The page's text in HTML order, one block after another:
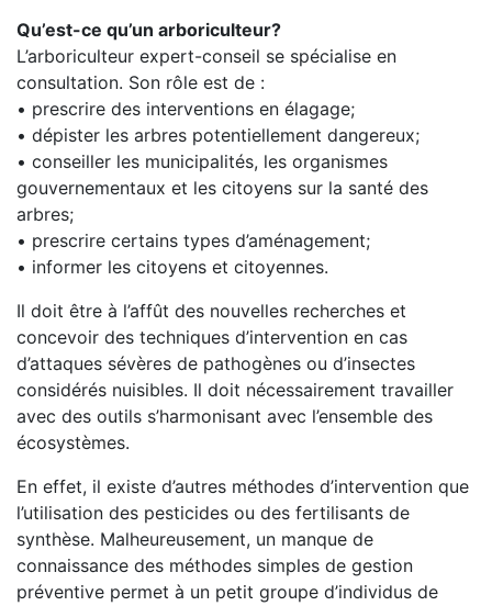
Qu’est-ce qu’un arboriculteur?
L’arboriculteur expert-conseil se spécialise en
consultation. Son rôle est de :
• prescrire des interventions en élagage;
• dépister les arbres potentiellement dangereux;
• conseiller les municipalités, les organismes
gouvernementaux et les citoyens sur la santé des
arbres;
• prescrire certains types d’aménagement;
• informer les citoyens et citoyennes.
Il doit être à l’affût des nouvelles recherches et
concevoir des techniques d’intervention en cas
d’attaques sévères de pathogènes ou d’insectes
considérés nuisibles. Il doit nécessairement travailler
avec des outils s’harmonisant avec l’ensemble des
écosystèmes.
En effet, il existe d’autres méthodes d’intervention que
l’utilisation des pesticides ou des fertilisants de
synthèse. Malheureusement, un manque de
connaissance des méthodes simples de gestion
préventive permet à un petit groupe d’individus de